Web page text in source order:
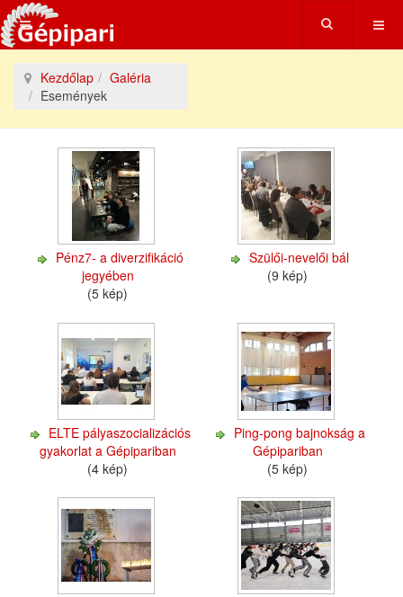
Kezdőlap
Galéria
Események
Pénz7- a diverzifikáció
jegyében
(5 kép)
Szülői-nevelői bál
(9 kép)
ELTE pályaszocializációs
gyakorlat a Gépipariban
(4 kép)
Ping-pong bajnokság a
Gépipariban
(5 kép)